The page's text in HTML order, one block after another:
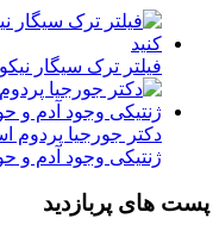
فیلتر ترک سیگار
دکتر جورجیا پردوم
ژنتیکی وجود آدم و
پست های پربازدید